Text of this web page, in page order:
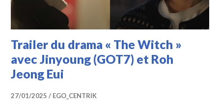
Trailer du drama « The Witch »
avec Jinyoung (GOT7) et Roh
Jeong Eui
27/01/2025 EGO_CENTRIK